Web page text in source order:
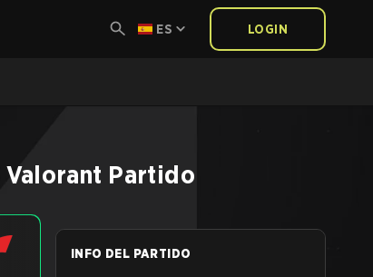
ES LOGIN
Valorant Partido
INFO DEL PARTIDO